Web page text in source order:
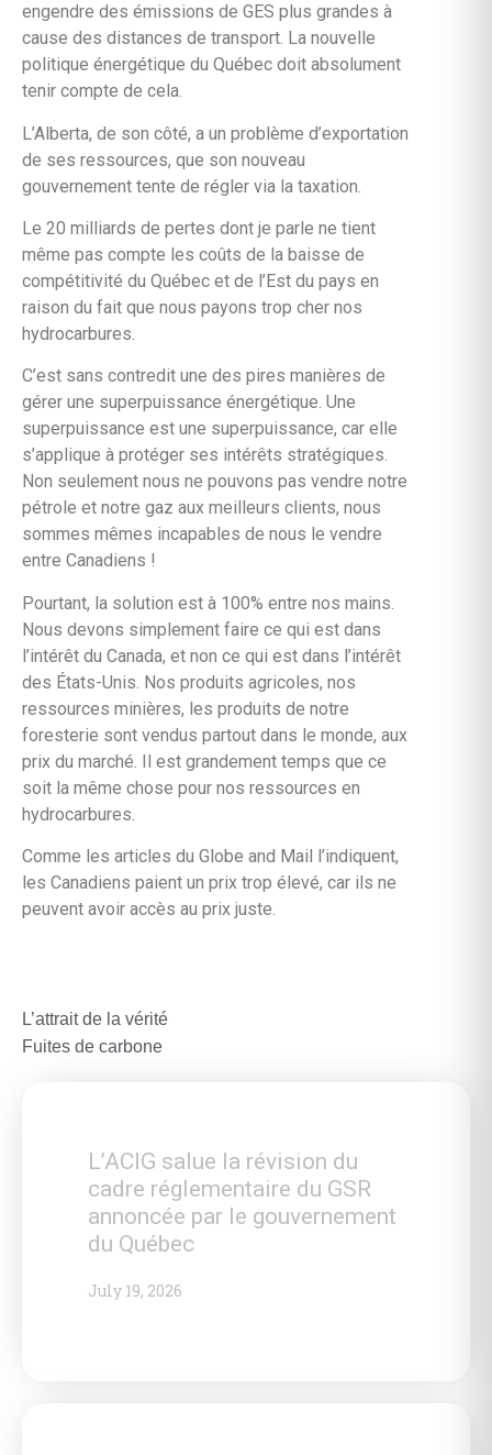
engendre des émissions de GES plus grandes à
cause des distances de transport. La nouvelle
politique énergétique du Québec doit absolument
tenir compte de cela.
L’Alberta, de son côté, a un problème d’exportation
de ses ressources, que son nouveau
gouvernement tente de régler via la taxation.
Le 20 milliards de pertes dont je parle ne tient
même pas compte les coûts de la baisse de
compétitivité du Québec et de l’Est du pays en
raison du fait que nous payons trop cher nos
hydrocarbures.
C’est sans contredit une des pires manières de
gérer une superpuissance énergétique. Une
superpuissance est une superpuissance, car elle
s’applique à protéger ses intérêts stratégiques.
Non seulement nous ne pouvons pas vendre notre
pétrole et notre gaz aux meilleurs clients, nous
sommes mêmes incapables de nous le vendre
entre Canadiens !
Pourtant, la solution est à 100% entre nos mains.
Nous devons simplement faire ce qui est dans
l’intérêt du Canada, et non ce qui est dans l’intérêt
des États-Unis. Nos produits agricoles, nos
ressources minières, les produits de notre
foresterie sont vendus partout dans le monde, aux
prix du marché. Il est grandement temps que ce
soit la même chose pour nos ressources en
hydrocarbures.
Comme les articles du Globe and Mail l’indiquent,
les Canadiens paient un prix trop élevé, car ils ne
peuvent avoir accès au prix juste.
L’attrait de la vérité
Fuites de carbone
L’ACIG salue la révision du
cadre réglementaire du GSR
annoncée par le gouvernement
du Québec
July 19, 2026